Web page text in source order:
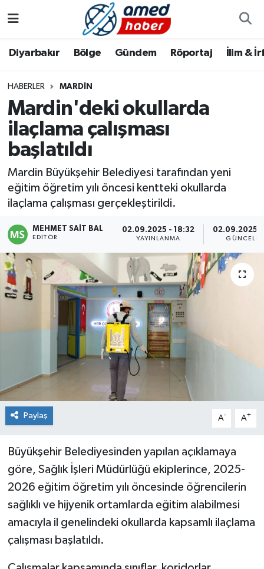
Diyarbakır Bölge Gündem Röportaj İlim &
HABERLER MARDIN
Mardin'deki okullarda
ilaçlama çalışması
başlatıldı
Mardin Büyükşehir Belediyesi tarafından yeni
eğitim öğretim yılı öncesi kentteki okullarda
ilaçlama çalışması gerçekleştirildi.
MEHMET SAIT BAL
EDITÖR
02.09.2025 - 18:32
YAYINLANMA
02.09.2025 -
Paylaş A- A+
Büyükşehir Belediyesinden yapılan açıklamaya
göre, Sağlık İşleri Müdürlüğü ekiplerince, 2025-
2026 eğitim öğretim yılı öncesinde öğrencilerin
sağlıklı ve hijyenik ortamlarda eğitim alabilmesi
amacıyla il genelindeki okullarda kapsamlı ilaçlama
çalışması başlatıldı.
Bölge
Röportaj
Foto Galeri
Aile
Asayiş
Bilim & Teknoloji
Dünya
Eğitim
Ekonomi
Genel
Güncel
İlim & İrfan
Kültür & Sanat
Sağlık
Sağlık & Yaşam
Siyaset
Diyarbakır Hava Durumu
Diyarbakır Namaz Vakitleri
Diyarbakır Trafik Yoğunluk Haritası
Tüm Manşetler
Son Dakika Haberleri
Haber Arşivi